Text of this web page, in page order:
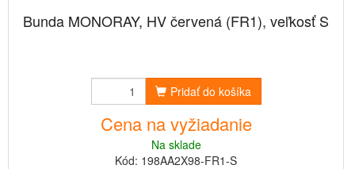
Bunda MONORAY, HV červená (FR1), veľkosť S
Pridať do košíka
Cena na vyžiadanie
Na sklade
Kód: 198AA2X98-FR1-S